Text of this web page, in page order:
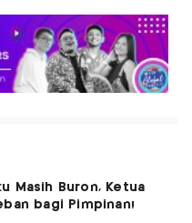
Masih Buron, Ketua
bagi Pimpinan!